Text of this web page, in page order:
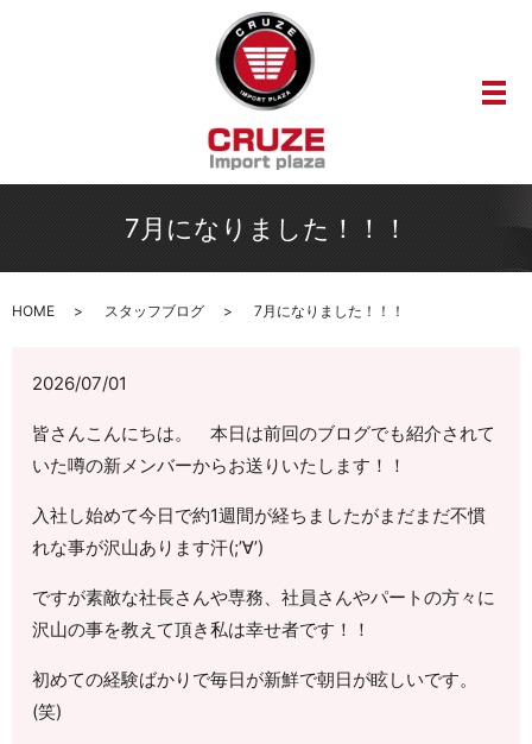
メ
7月になりました！！！
HOME スタッフブログ 7月になりました！！！
2026/07/01
皆さんこんにちは。 本日は前回のブログでも紹介されて
いた噂の新メンバーからお送りいたします！！
入社し始めて今日で約1週間が経ちましたがまだまだ不慣
れな事が沢山あります汗(;’∀’)
ですが素敵な社長さんや専務、社員さんやパートの方々に
沢山の事を教えて頂き私は幸せ者です！！
初めての経験ばかりで毎日が新鮮で朝日が眩しいです。
(笑)